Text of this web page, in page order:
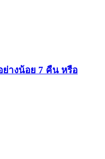
ย่างน้อย 7 คืน หรือ